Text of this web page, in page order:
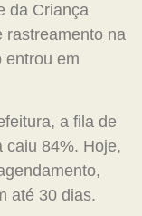
da Criança
rastreamento na
entrou em
a fila de
caiu 84%. Hoje,
até 30 dias.